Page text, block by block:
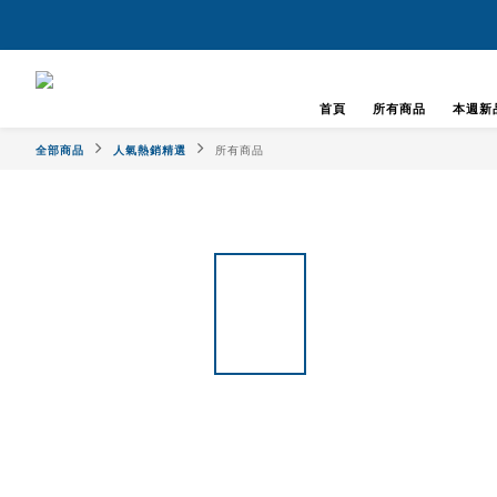
首頁 所有商品 本週新
全部商品 人氣熱銷精選 所有商品